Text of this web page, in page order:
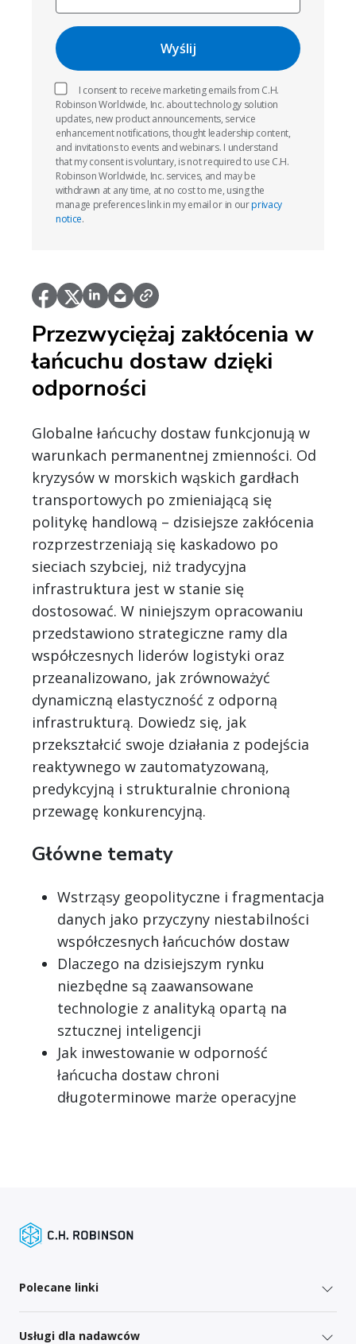
I consent to receive marketing emails from C.H.
Robinson Worldwide, Inc. about technology solution
updates, new product announcements, service
enhancement notifications, thought leadership content,
and invitations to events and webinars. I understand
that my consent is voluntary, is not required to use C.H.
Robinson Worldwide, Inc. services, and may be
withdrawn at any time, at no cost to me, using the
manage preferences link in my email or in ourprivacy
notice.
Przezwyciężaj zakłócenia w
łańcuchu dostaw dzięki
odporności
Globalne łańcuchy dostaw funkcjonują w
warunkach permanentnej zmienności. Od
kryzysów w morskich wąskich gardłach
transportowych po zmieniającą się
politykę handlową – dzisiejsze zakłócenia
rozprzestrzeniają się kaskadowo po
sieciach szybciej, niż tradycyjna
infrastruktura jest w stanie się
dostosować. W niniejszym opracowaniu
przedstawiono strategiczne ramy dla
współczesnych liderów logistyki oraz
przeanalizowano, jak zrównoważyć
dynamiczną elastyczność z odporną
infrastrukturą. Dowiedz się, jak
przekształcić swoje działania z podejścia
reaktywnego w zautomatyzowaną,
predykcyjną i strukturalnie chronioną
przewagę konkurencyjną.
Główne tematy
Wstrząsy geopolityczne i fragmentacja
danych jako przyczyny niestabilności
współczesnych łańcuchów dostaw
Dlaczego na dzisiejszym rynku
niezbędne są zaawansowane
technologie z analityką opartą na
sztucznej inteligencji
Jak inwestowanie w odporność
łańcucha dostaw chroni
długoterminowe marże operacyjne
Polecane linki
Usługi dla nadawców